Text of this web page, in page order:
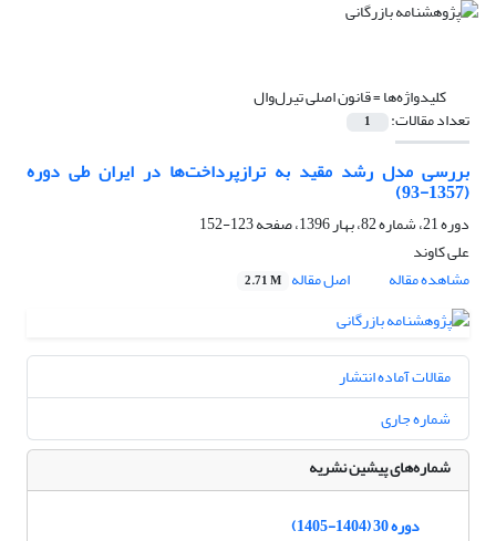
کلیدواژه‌ها =قانون اصلی تیرل‌وال
تعداد مقالات: 1
بررسی مدل رشد مقید به ترازپرداخت‌ها در ایران طی دوره
(1357-93)
دوره 21، شماره 82، بهار 1396، صفحه
123-152
علی کاوند
مشاهده مقاله
اصل مقاله 2.71 M
مقالات آماده انتشار
شماره جاری
شماره‌های پیشین نشریه
دوره 30 (1404-1405)